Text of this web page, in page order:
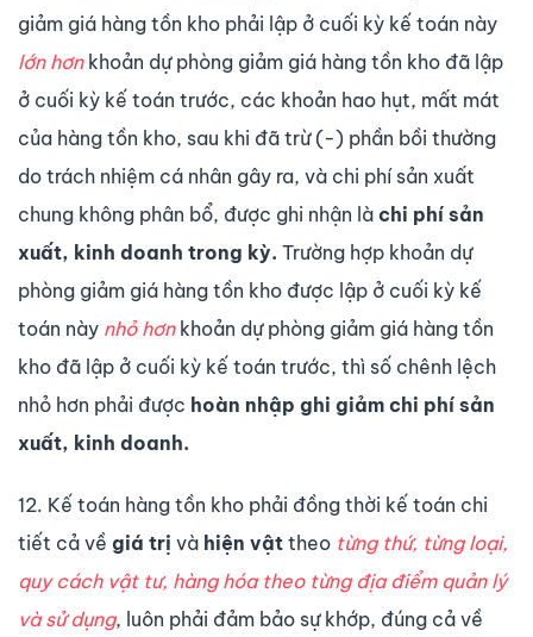
giảm giá hàng tồn kho phải lập ở cuối kỳ kế toán này
lớn hơnkhoản dự phòng giảm giá hàng tồn kho đã lập
ở cuối kỳ kế toán trước, các khoản hao hụt, mất mát
của hàng tồn kho, sau khi đã trừ (-) phần bồi thường
do trách nhiệm cá nhân gây ra, và chi phí sản xuất
chung không phân bổ, được ghi nhận là chi phí sản
xuất, kinh doanh trong kỳ. Trường hợp khoản dự
phòng giảm giá hàng tồn kho được lập ở cuối kỳ kế
toán này nhỏ hơnkhoản dự phòng giảm giá hàng tồn
kho đã lập ở cuối kỳ kế toán trước, thì số chênh lệch
nhỏ hơn phải được hoàn nhập ghi giảm chi phí sản
xuất, kinh doanh.
12. Kế toán hàng tồn kho phải đồng thời kế toán chi
tiết cả về giá trị và hiện vật theo từng thứ, từng loại,
quy cách vật tư, hàng hóa theo từng địa điểm quản lý
và sử dụng, luôn phải đảm bảo sự khớp, đúng cả về